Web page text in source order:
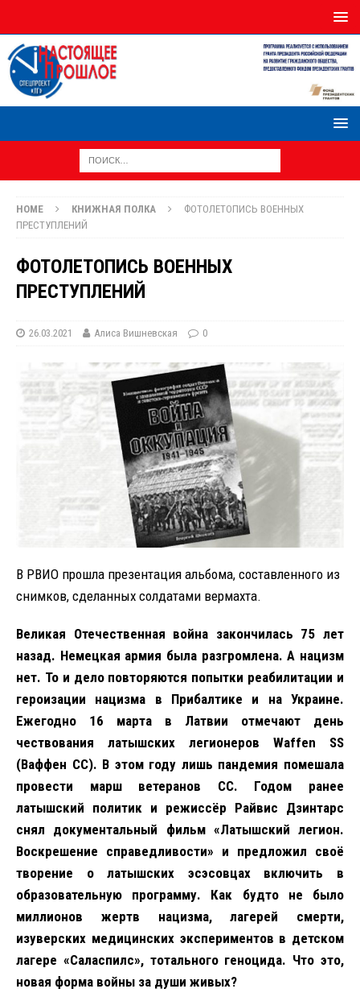
HOME КНИЖНАЯ ПОЛКА
ФОТОЛЕТОПИСЬ ВОЕННЫХ
ПРЕСТУПЛЕНИЙ
ФОТОЛЕТОПИСЬ ВОЕННЫХ
ПРЕСТУПЛЕНИЙ
26.03.2021 Алиса Вишневская 0
В РВИО прошла презентация альбома, составленного из
снимков, сделанных солдатами вермахта.
Великая Отечественная война закончилась 75 лет
назад. Немецкая армия была разгромлена. А нацизм
нет. То и дело повторяются попытки реабилитации и
героизации нацизма в Прибалтике и на Украине.
Ежегодно 16 марта в Латвии отмечают день
чествования латышских легионеров Waffen SS
(Ваффен СС). В этом году лишь пандемия помешала
провести марш ветеранов СС. Годом ранее
латышский политик и режиссёр Райвис Дзинтарс
снял документальный фильм «Латышский легион.
Воскрешение справедливости» и предложил своё
творение о латышских эсэсовцах включить в
образовательную программу. Как будто не было
миллионов жертв нацизма, лагерей смерти,
изуверских медицинских экспериментов в детском
лагере «Саласпилс», тотального геноцида. Что это,
новая форма войны за души живых?